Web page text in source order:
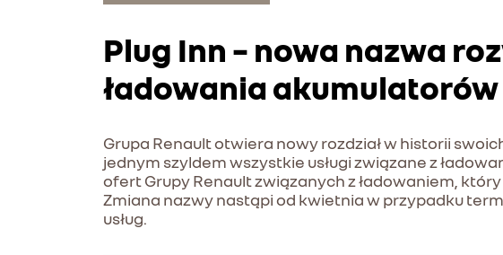
Plug Inn – nowa nazwa
ładowania akumulatorów
Grupa Renault otwiera nowy rozdział w historii
jednym szyldem wszystkie usługi związane z
ofert Grupy Renault związanych z ładowaniem,
Zmiana nazwy nastąpi od kwietnia w przypadku
usług.